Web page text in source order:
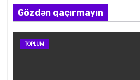
Gözdən qaçırmayın
TOPLUM